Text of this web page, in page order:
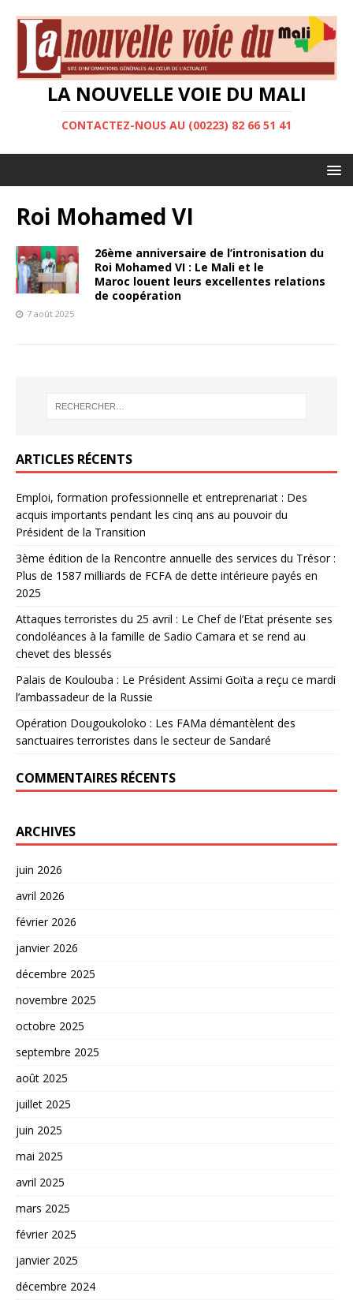
LA NOUVELLE VOIE DU MALI
CONTACTEZ-NOUS AU (00223) 82 66 51 41
Roi Mohamed VI
26ème anniversaire de l’intronisation du
Roi Mohamed VI : Le Mali et le
Maroc louent leurs excellentes relations
de coopération
7 août 2025
ARTICLES RÉCENTS
Emploi, formation professionnelle et entreprenariat : Des
acquis importants pendant les cinq ans au pouvoir du
Président de la Transition
3ème édition de la Rencontre annuelle des services du Trésor :
Plus de 1587 milliards de FCFA de dette intérieure payés en
2025
Attaques terroristes du 25 avril : Le Chef de l’Etat présente ses
condoléances à la famille de Sadio Camara et se rend au
chevet des blessés
Palais de Koulouba : Le Président Assimi Goïta a reçu ce mardi
l’ambassadeur de la Russie
Opération Dougoukoloko : Les FAMa démantèlent des
sanctuaires terroristes dans le secteur de Sandaré
COMMENTAIRES RÉCENTS
ARCHIVES
juin 2026
avril 2026
février 2026
janvier 2026
décembre 2025
novembre 2025
octobre 2025
septembre 2025
août 2025
juillet 2025
juin 2025
mai 2025
avril 2025
mars 2025
février 2025
janvier 2025
décembre 2024